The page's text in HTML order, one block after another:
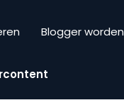
Blogger worden